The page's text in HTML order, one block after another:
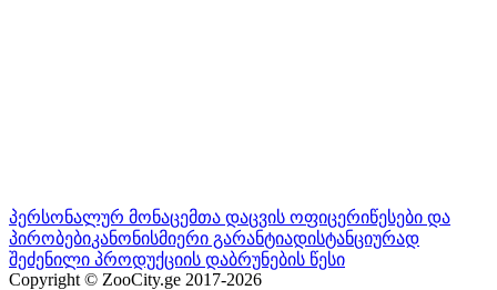
პერსონალურ მონაცემთა დაცვის ოფიცერიწესები და
პირობებიკანონისმიერი გარანტიადისტანციურად
შეძენილი პროდუქციის დაბრუნების წესი
Copyright © ZooCity.ge 2017-2026